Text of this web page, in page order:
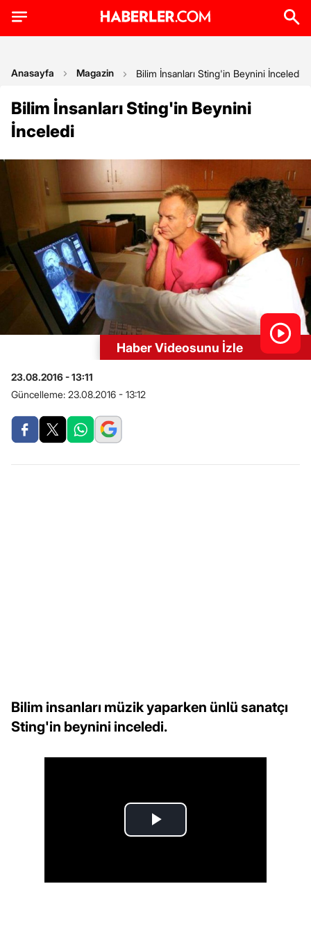
Anasayfa Magazin Bilim İnsanları Sting'in Beynini İnceledi
Bilim İnsanları Sting'in Beynini
İnceledi
Haber Videosunu İzle
23.08.2016 - 13:11
Güncelleme: 23.08.2016 - 13:12
Bilim insanları müzik yaparken ünlü sanatçı
Sting'in beynini inceledi.